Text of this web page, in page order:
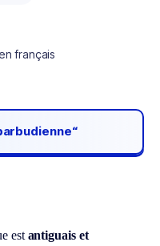
français
est antiguais et